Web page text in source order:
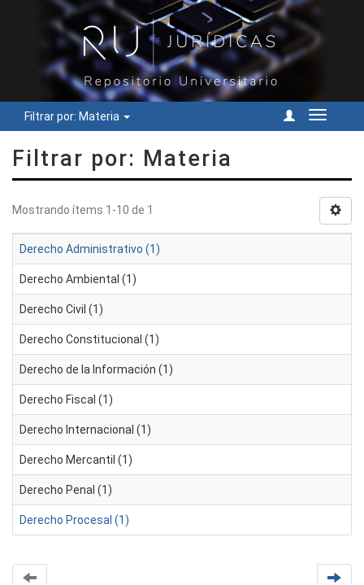
Filtrar por: Materia
Cambiar
Filtrar por: Materia
Mostrando ítems 1-10 de 1
Derecho Administrativo (1)
Derecho Ambiental (1)
Derecho Civil (1)
Derecho Constitucional (1)
Derecho de la Información (1)
Derecho Fiscal (1)
Derecho Internacional (1)
Derecho Mercantil (1)
Derecho Penal (1)
Derecho Procesal (1)